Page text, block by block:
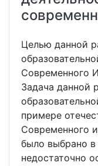
Целью данной
Современного
Задача данной
примере
Современного
было выбрано в
недостаточно